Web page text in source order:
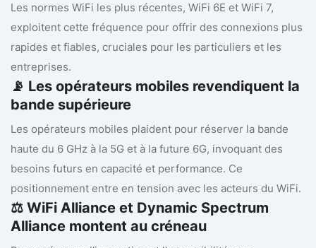
Les normes WiFi les plus récentes, WiFi 6E et WiFi 7,
exploitent cette fréquence pour offrir des connexions plus
rapides et fiables, cruciales pour les particuliers et les
entreprises.
📡 Les opérateurs mobiles revendiquent la
bande supérieure
Les opérateurs mobiles plaident pour réserver la bande
haute du 6 GHz à la 5G et à la future 6G, invoquant des
besoins futurs en capacité et performance. Ce
positionnement entre en tension avec les acteurs du WiFi.
⚖️ WiFi Alliance et Dynamic Spectrum
Alliance montent au créneau